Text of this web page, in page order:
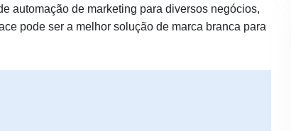
automação de marketing para diversos negócios,
pode ser a melhor solução de marca branca para